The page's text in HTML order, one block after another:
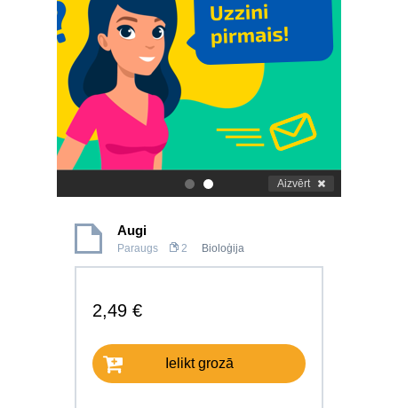
. Aizvērt
Augi
Paraugs 2 Bioloģija
2,49 €
Ielikt grozā